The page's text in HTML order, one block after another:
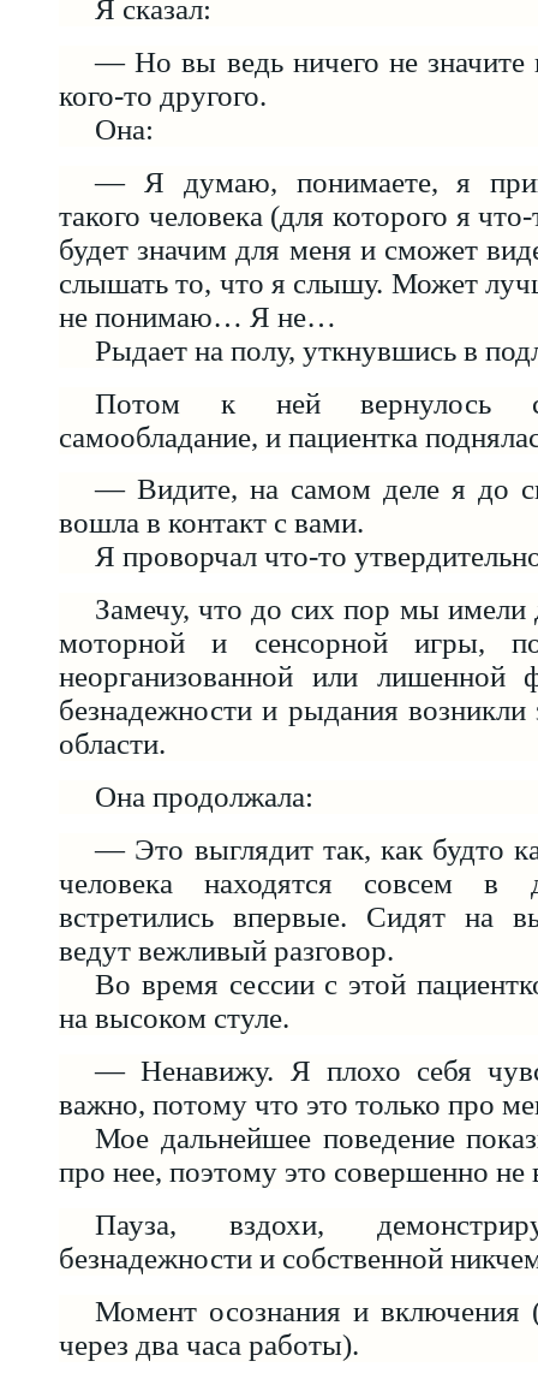
Я сказал:
— Но вы ведь ничего не значите
кого-то другого.
Она:
— Я думаю, понимаете, я
такого человека (для которого я
будет значим для меня и сможет
слышать то, что я слышу. Может
не понимаю… Я не…
Рыдает на полу, уткнувшись в
Потом к ней вернулось
самообладание, и пациентка
— Видите, на самом деле я до
вошла в контакт с вами.
Я проворчал что-то
Замечу, что до сих пор мы имели
моторной и сенсорной игры,
неорганизованной или лишенной
безнадежности и рыдания возникли
области.
Она продолжала:
— Это выглядит так, как будто
человека находятся совсем
встретились впервые. Сидят на
ведут вежливый разговор.
Во время сессии с этой
на высоком стуле.
— Ненавижу. Я плохо себя
важно, потому что это только про
Мое дальнейшее поведение
про нее, поэтому это совершенно не
Пауза, вздохи,
безнадежности и собственной
Момент осознания и включения
через два часа работы).